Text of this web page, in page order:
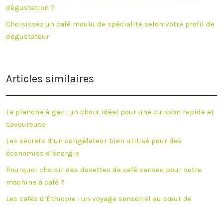
dégustation ?
Choisissez un café moulu de spécialité selon votre profil de
dégustateur
Articles similaires
La plancha à gaz : un choix idéal pour une cuisson rapide et
savoureuse
Les secrets d’un congélateur bien utilisé pour des
économies d’énergie
Pourquoi choisir des dosettes de café senseo pour votre
machine à café ?
Les cafés d’Éthiopie : un voyage sensoriel au cœur de